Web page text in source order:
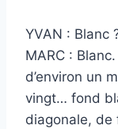
YVAN : Blanc
MARC :
d’environ un
vingt… fond
diagonale, de